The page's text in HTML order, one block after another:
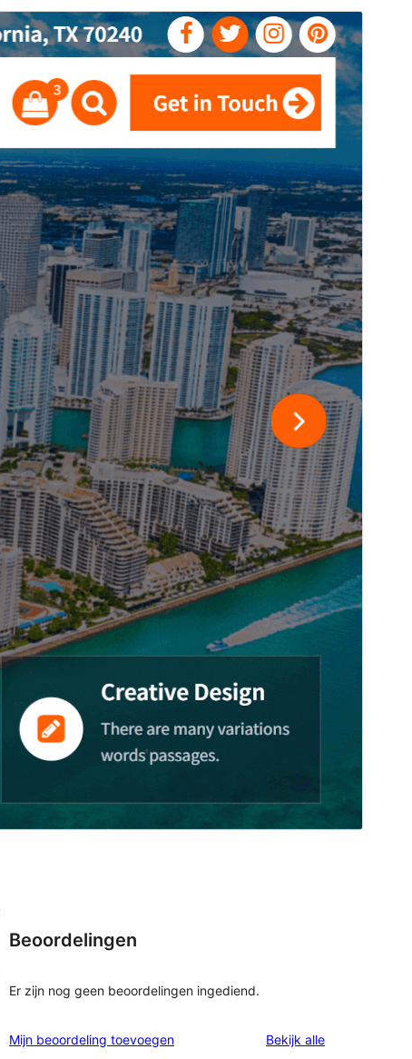
VoorbeeldDownload
Dit is een subthema vanFlixita.
Laatst bijgewerkt
31 juli 2026
Actieve installaties
200+
PHP versie
5.4
Thema homepage
Beoordelingen
Er zijn nog geen beoordelingen ingediend.
Mijn beoordeling toevoegen Bekijk allebeoordelingen